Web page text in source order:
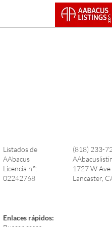
Listados de
AAbacus
Licencia n.°:
02242768
(818) 233-
1727 W Ave
Lancaster,
Enlaces rápidos: